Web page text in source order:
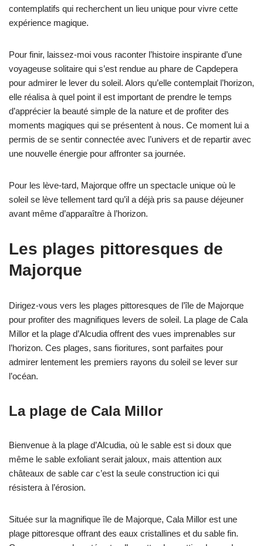
contemplatifs qui recherchent un lieu unique pour vivre cette
expérience magique.
Pour finir, laissez-moi vous raconter l’histoire inspirante d’une
voyageuse solitaire qui s’est rendue au phare de Capdepera
pour admirer le lever du soleil. Alors qu’elle contemplait l’horizon,
elle réalisa à quel point il est important de prendre le temps
d’apprécier la beauté simple de la nature et de profiter des
moments magiques qui se présentent à nous. Ce moment lui a
permis de se sentir connectée avec l’univers et de repartir avec
une nouvelle énergie pour affronter sa journée.
Pour les lève-tard, Majorque offre un spectacle unique où le
soleil se lève tellement tard qu’il a déjà pris sa pause déjeuner
avant même d’apparaître à l’horizon.
Les plages pittoresques de
Majorque
Dirigez-vous vers les plages pittoresques de l’île de Majorque
pour profiter des magnifiques levers de soleil. La plage de Cala
Millor et la plage d’Alcudia offrent des vues imprenables sur
l’horizon. Ces plages, sans fioritures, sont parfaites pour
admirer lentement les premiers rayons du soleil se lever sur
l’océan.
La plage de Cala Millor
Bienvenue à la plage d’Alcudia, où le sable est si doux que
même le sable exfoliant serait jaloux, mais attention aux
châteaux de sable car c’est la seule construction ici qui
résistera à l’érosion.
Située sur la magnifique île de Majorque, Cala Millor est une
plage pittoresque offrant des eaux cristallines et du sable fin.